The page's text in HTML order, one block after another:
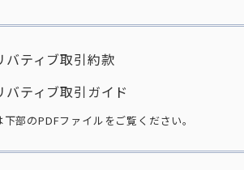
バティブ取引約款
ティブ取引ガイド
部のPDFファイルをご覧ください。